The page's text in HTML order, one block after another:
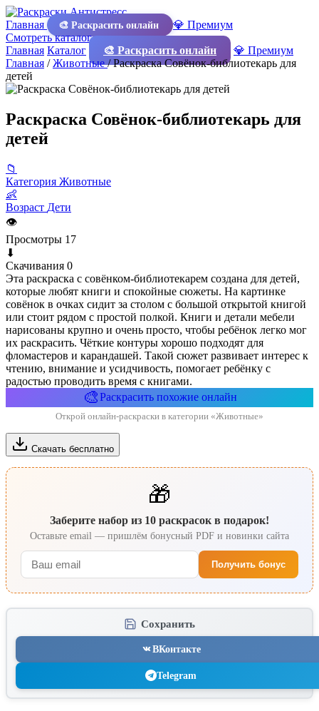
Главная 🎨 Раскрасить онлайн
💎 Премиум
Смотреть каталог
Главная Каталог 🎨 Раскрасить онлайн
💎 Премиум
Главная /Животные/Раскраска Совёнок-библиотекарь для
детей
Раскраска Совёнок-библиотекарь для
детей
📁
Категория Животные
👶
Возраст Дети
👁
Просмотры 17
⬇
Скачивания 0
Эта раскраска с совёнком-библиотекарем создана для детей,
которые любят книги и спокойные сюжеты. На картинке
совёнок в очках сидит за столом с большой открытой книгой
или стоит рядом с простой полкой. Книги и детали мебели
нарисованы крупно и очень просто, чтобы ребёнок легко мог
их раскрасить. Чёткие контуры хорошо подходят для
фломастеров и карандашей. Такой сюжет развивает интерес к
чтению, внимание и усидчивость, помогает ребёнку с
радостью проводить время с книгами.
🎨Раскрасить похожие онлайн
Открой онлайн-раскраски в категории «Животные»
Скачать бесплатно
🎁
Заберите набор из 10 раскрасок в подарок!
Оставьте email — пришлём бонусный PDF и новинки сайта
Получить бонус
Сохранить
ВКонтакте
Telegram